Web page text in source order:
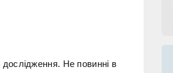
Не повинні в